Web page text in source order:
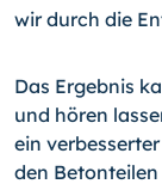
wir durch die
Das Ergebnis
und hören
ein
den